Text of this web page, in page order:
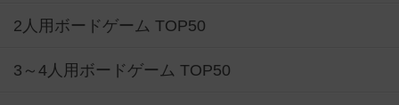
2人用ボードゲーム TOP50
3～4人用ボードゲーム TOP50